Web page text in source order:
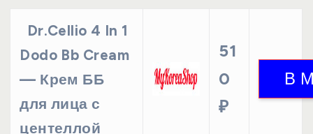
Dr.Cellio 4 In 1
Dodo Bb Cream
— Крем ББ
для лица с
центеллой
51
0
₽